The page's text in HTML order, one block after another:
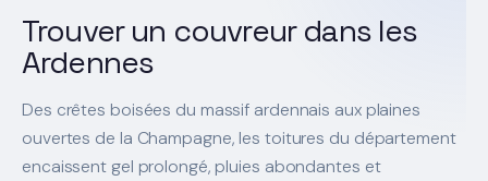
Trouver un couvreur dans les
Ardennes
Des crêtes boisées du massif ardennais aux plaines
ouvertes de la Champagne, les toitures du département
encaissent gel prolongé, pluies abondantes et